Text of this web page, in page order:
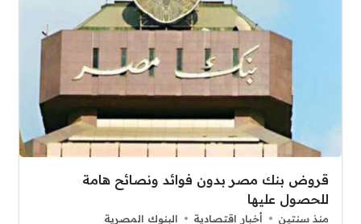
قروض بنك مصر بدون فوائد ونصائح هامة
للحصول عليها
منذ سنتين أخبار اقتصادية البنوك المصرية